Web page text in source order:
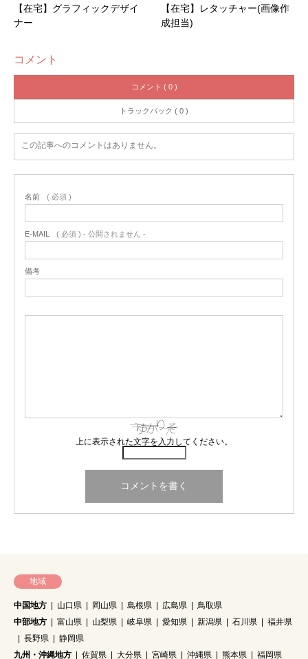
【在宅】グラフィックデザイ
ナー
【在宅】レタッチャー(画像作
成担当)
コメント
コメント ( 0 )
トラックバック ( 0 )
この記事へのコメントはありません。
名前 ( 必須 )
E-MAIL ( 必須 ) - 公開されません -
備考
上に表示された文字を入力してください。
地域
中国地方 山口県 岡山県 島根県 広島県
鳥取県
中部地方
富山県 山梨県 岐阜県 愛知県 新潟県 石川県
福井県
長野県
静岡県
九州・沖縄地方
佐賀県 大分県 宮崎県 沖縄県 熊本県
福岡県